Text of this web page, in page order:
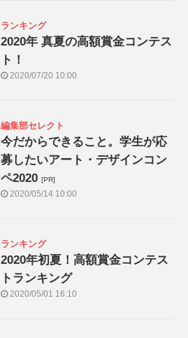
ランキング
2020年 真夏の高額賞金コンテス
ト！
2020/07/20 10:00
編集部セレクト
今だからできること。学生が応
募したいアート・デザインコン
ペ2020 [PR]
2020/05/14 10:00
ランキング
2020年初夏！高額賞金コンテス
トランキング
2020/05/01 16:10